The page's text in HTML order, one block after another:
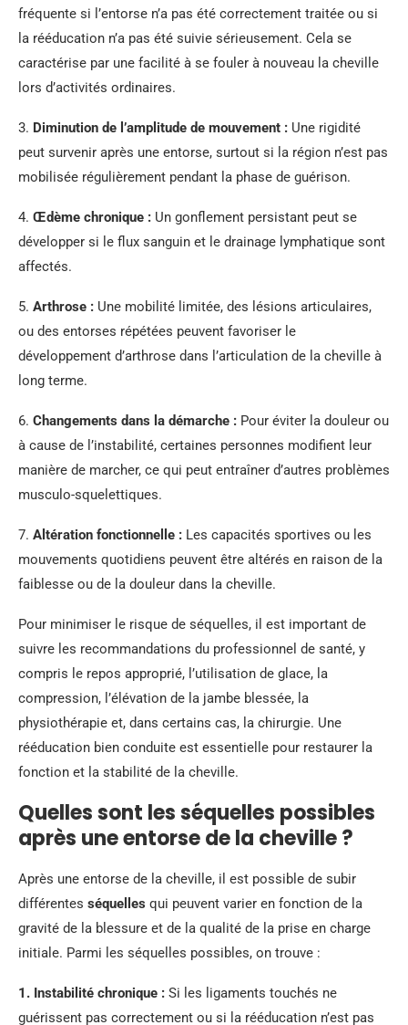
fréquente si l’entorse n’a pas été correctement traitée ou si
la rééducation n’a pas été suivie sérieusement. Cela se
caractérise par une facilité à se fouler à nouveau la cheville
lors d’activités ordinaires.
3. Diminution de l’amplitude de mouvement : Une rigidité
peut survenir après une entorse, surtout si la région n’est pas
mobilisée régulièrement pendant la phase de guérison.
4. Œdème chronique : Un gonflement persistant peut se
développer si le flux sanguin et le drainage lymphatique sont
affectés.
5. Arthrose : Une mobilité limitée, des lésions articulaires,
ou des entorses répétées peuvent favoriser le
développement d’arthrose dans l’articulation de la cheville à
long terme.
6. Changements dans la démarche : Pour éviter la douleur ou
à cause de l’instabilité, certaines personnes modifient leur
manière de marcher, ce qui peut entraîner d’autres problèmes
musculo-squelettiques.
7. Altération fonctionnelle : Les capacités sportives ou les
mouvements quotidiens peuvent être altérés en raison de la
faiblesse ou de la douleur dans la cheville.
Pour minimiser le risque de séquelles, il est important de
suivre les recommandations du professionnel de santé, y
compris le repos approprié, l’utilisation de glace, la
compression, l’élévation de la jambe blessée, la
physiothérapie et, dans certains cas, la chirurgie. Une
rééducation bien conduite est essentielle pour restaurer la
fonction et la stabilité de la cheville.
Quelles sont les séquelles possibles
après une entorse de la cheville ?
Après une entorse de la cheville, il est possible de subir
différentes séquelles qui peuvent varier en fonction de la
gravité de la blessure et de la qualité de la prise en charge
initiale. Parmi les séquelles possibles, on trouve :
1. Instabilité chronique : Si les ligaments touchés ne
guérissent pas correctement ou si la rééducation n’est pas